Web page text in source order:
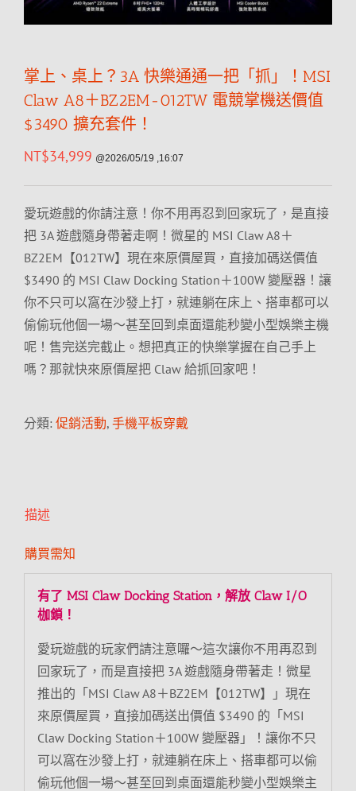
掌上、桌上？3A 快樂通通一把「抓」！MSI
Claw A8＋BZ2EM-012TW 電競掌機送價值
$3490 擴充套件！
NT$34,999 @2026/05/19 ,16:07
愛玩遊戲的你請注意！你不用再忍到回家玩了，是直接
把 3A 遊戲隨身帶著走啊！微星的 MSI Claw A8＋
BZ2EM【012TW】現在來原價屋買，直接加碼送價值
$3490 的 MSI Claw Docking Station＋100W 變壓器！讓
你不只可以窩在沙發上打，就連躺在床上、搭車都可以
偷偷玩他個一場～甚至回到桌面還能秒變小型娛樂主機
呢！售完送完截止。想把真正的快樂掌握在自己手上
嗎？那就快來原價屋把 Claw 給抓回家吧！
分類: 促銷活動, 手機平板穿戴
描述
購買需知
有了 MSI Claw Docking Station，解放 Claw I/O
枷鎖！
愛玩遊戲的玩家們請注意囉～這次讓你不用再忍到
回家玩了，而是直接把 3A 遊戲隨身帶著走！微星
推出的「MSI Claw A8＋BZ2EM【012TW】」現在
來原價屋買，直接加碼送出價值 $3490 的「MSI
Claw Docking Station＋100W 變壓器」！讓你不只
可以窩在沙發上打，就連躺在床上、搭車都可以偷
偷玩他個一場～甚至回到桌面還能秒變小型娛樂主